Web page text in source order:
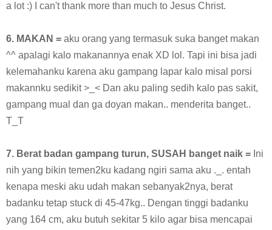
a lot :) I can't thank more than much to Jesus Christ.
6. MAKAN = aku orang yang termasuk suka banget makan
^^ apalagi kalo makanannya enak XD lol. Tapi ini bisa jadi
kelemahanku karena aku gampang lapar kalo misal porsi
makannku sedikit >_< Dan aku paling sedih kalo pas sakit,
gampang mual dan ga doyan makan.. menderita banget..
T_T
7. Berat badan gampang turun, SUSAH banget naik = Ini
nih yang bikin temen2ku kadang ngiri sama aku ._. entah
kenapa meski aku udah makan sebanyak2nya, berat
badanku tetap stuck di 45-47kg.. Dengan tinggi badanku
yang 164 cm, aku butuh sekitar 5 kilo agar bisa mencapai